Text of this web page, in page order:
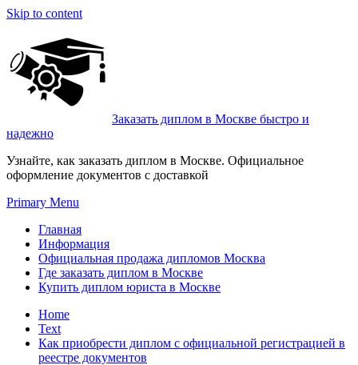
Skip to content
Заказать диплом в Москве быстро и
надежно
Узнайте, как заказать диплом в Москве. Официальное
оформление документов с доставкой
Primary Menu
Главная
Информация
Официальная продажа дипломов Москва
Где заказать диплом в Москве
Купить диплом юриста в Москве
Home
Text
Как приобрести диплом с официальной регистрацией в
реестре документов